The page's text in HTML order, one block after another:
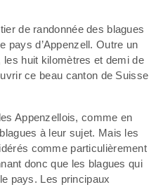
de randonnée des blagues
pays d’Appenzell. Outre un
huit kilomètres et demi de
ce beau canton de Suisse
Appenzellois, comme en
à leur sujet. Mais les
comme particulièrement
donc que les blagues qui
pays. Les principaux